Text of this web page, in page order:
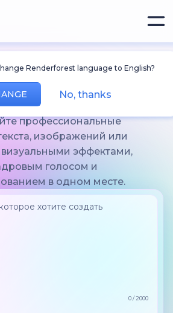
Renderforest language to English?
No, thanks
для
Видео
профессиональные
изображений или
визуальными эффектами,
голосом и
в одном месте.
0/2000